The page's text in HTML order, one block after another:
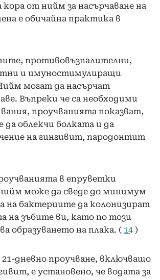
от нийм за насърчаване на
е обичайна практика в
противовъзпалителни,
и имуностимулиращи
могат да насърчат
Въпреки че са необходими
проучванията показват,
облекчи болката и да
на гингивит, пародонтит
в епруветки
може да сведе до минимум
на бактериите да колонизират
на зъбите ви, като по този
образуването на плака. ( 14 )
дневно проучване, включващо
е установено, че водата за